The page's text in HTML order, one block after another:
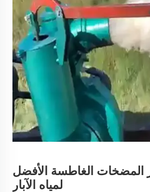
المضخات الغاطسة الأفضل
لمياه الآبار